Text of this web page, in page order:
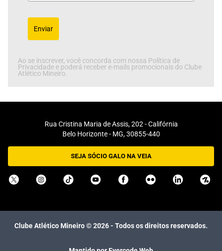
Enviar
Ao se inscrever, você concorda com nossa Política de
Privacidade e poderá receber e-mails promocionais do Clube
Atlético Mineiro.
Rua Cristina Maria de Assis, 202 - Califórnia
Belo Horizonte - MG, 30855-440
SEJA SÓCIO GALO NA VEIA
Clube Atlético Mineiro ©2026- Todos os direitos reservados.